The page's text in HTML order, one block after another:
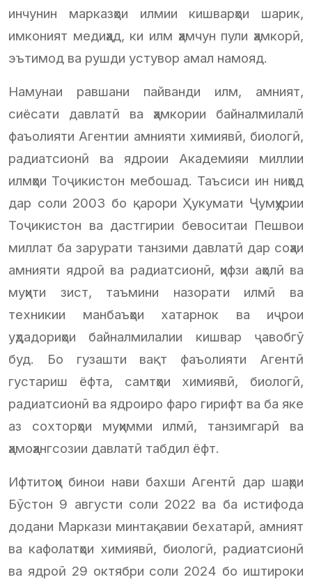
инчунин марказҳои илмии кишварҳои шарик,
имконият медиҳад, ки илм ҳамчун пули ҳамкорӣ,
эътимод ва рушди устувор амал намояд.
Намунаи равшани пайванди илм, амният,
сиёсати давлатӣ ва ҳамкории байналмилалӣ
фаъолияти Агентии амнияти химиявӣ, биологӣ,
радиатсионӣ ва ядроии Академияи миллии
илмҳои Тоҷикистон мебошад. Таъсиси ин ниҳод
дар соли 2003 бо қарори Ҳукумати Ҷумҳурии
Тоҷикистон ва дастгирии бевоситаи Пешвои
миллат ба зарурати танзими давлатӣ дар соҳаи
амнияти ядроӣ ва радиатсионӣ, ҳифзи аҳолӣ ва
муҳити зист, таъмини назорати илмӣ ва
техникии манбаъҳои хатарнок ва иҷрои
уҳдадориҳои байналмилалии кишвар ҷавобгӯ
буд. Бо гузашти вақт фаъолияти Агентӣ
густариш ёфта, самтҳои химиявӣ, биологӣ,
радиатсионӣ ва ядроиро фаро гирифт ва ба яке
аз сохторҳои муҳимми илмӣ, танзимгарӣ ва
ҳамоҳангсозии давлатӣ табдил ёфт.
Ифтитоҳи бинои нави бахши Агентӣ дар шаҳри
Бӯстон 9 августи соли 2022 ва ба истифода
додани Маркази минтақавии бехатарӣ, амният
ва кафолатҳои химиявӣ, биологӣ, радиатсионӣ
ва ядроӣ 29 октябри соли 2024 бо иштироки